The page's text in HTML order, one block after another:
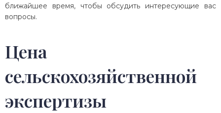
ближайшее время, чтобы обсудить интересующие вас
вопросы.
Цена
сельскохозяйственной
экспертизы